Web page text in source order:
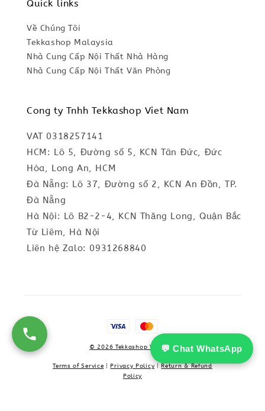
💬 Chat WhatsApp
Quick links
Về Chúng Tôi
Tekkashop Malaysia
Nhà Cung Cấp Nội Thất Nhà Hàng
Nhà Cung Cấp Nội Thất Văn Phòng
Cong ty Tnhh Tekkashop Viet Nam
VAT 0318257141
HCM: Lô 5, Đường số 5, KCN Tân Đức, Đức
Hòa, Long An, HCM
Đà Nẵng: Lô 37, Đường số 2, KCN An Đồn, TP.
Đà Nẵng
Hà Nội: Lô B2-2-4, KCN Thăng Long, Quận Bắc
Từ Liêm, Hà Nội
Liên hệ Zalo: 0931268840
© 2026 Tekkashop Vietnam
Terms of Service Privacy Policy |Return & Refund
Policy